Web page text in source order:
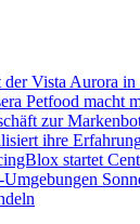
Vista Aurora
Petfood macht
zur
ihre
startet